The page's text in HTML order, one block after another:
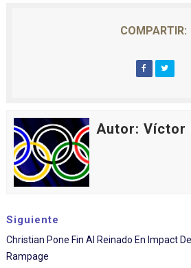
COMPARTIR:
Autor: Víctor
Siguiente
Christian Pone Fin Al Reinado En Impact
Rampage